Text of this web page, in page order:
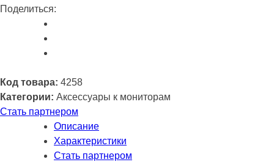
крышкой
Falcon,
Арт
Поделиться:
Код товара: 4258
Категории: Аксессуары к мониторам
Стать партнером
Описание
Характеристики
Стать партнером